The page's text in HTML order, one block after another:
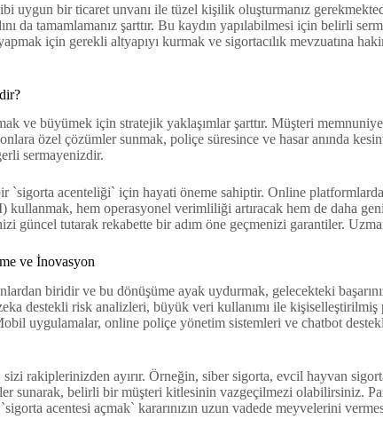
bir ticaret unvanı ile tüzel kişilik oluşturmanız
tamamlamanız şarttır. Bu kaydın yapılabilmesi için belirli
için gerekli altyapıyı kurmak ve sigortacılık mevzuatına
ve büyümek için stratejik yaklaşımlar şarttır. Müşteri
özel çözümler sunmak, poliçe süresince ve hasar anında
sermayenizdir.
`sigorta acenteliği` için hayati öneme sahiptir. Online
hem operasyonel verimliliği artıracak hem de daha
tutarak rekabette bir adım öne geçmenizi garantiler.
ve İnovasyon
biridir ve bu dönüşüme ayak uydurmak, gelecekteki
destekli risk analizleri, büyük veri kullanımı ile
uygulamalar, online poliçe yönetim sistemleri ve chatbot
rakiplerinizden ayırır. Örneğin, siber sigorta, evcil hayvan
sunarak, belirli bir müşteri kitlesinin vazgeçilmezi olabilirsiniz.
acentesi açmak` kararınızın uzun vadede meyvelerini